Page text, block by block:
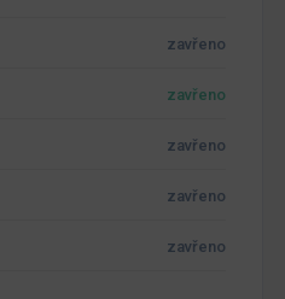
zavřeno
zavřeno
zavřeno
zavřeno
zavřeno